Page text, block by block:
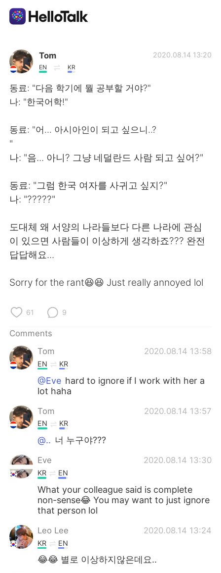
Language Exchange App
AI Grammar Checker
English
Français
日本語 한국어
Русский
Tom
EN KR
2020.08.14 13:20
동료: "다음 학기에 뭘 공부할 거야?"
나: "한국어학!"
동료: "어... 아시아인이 되고 싶으니..?
"
나: "음... 아니? 그냥 네덜란드 사람 되고 싶어?"
동료: "그럼 한국 여자를 사귀고 싶지?"
나: "?????"
도대체 왜 서양의 나라들보다 다른 나라에 관심
이 있으면 사람들이 이상하게 생각하죠??? 완전
답답해요...
Sorry for the rant😆😆 Just really annoyed lol
61 9
Comments
Tom
2020.08.14 13:58
EN KR
@Eve hard to ignore if I work with her a
lot haha
Tom 2020.08.14 13:57
EN KR
@.. 너 누구야???
Eve 2020.08.14 13:30
KR EN
What your colleague said is complete
non-sense😂 You may want to just ignore
that person lol
Leo Lee 2020.08.14 13:24
KR EN
😂😂 별로 이상하지않은데요..